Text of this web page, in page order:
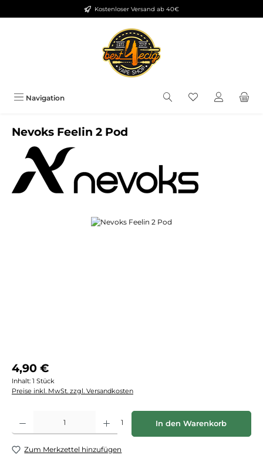
Zum Hauptinhalt springenKostenloser Versand ab 40€
Navigation Du hast 0
Nevoks Feelin 2 Pod
Bildergalerie überspringen
Regulärer Preis:
4,90 €
Inhalt: 1 Stück
Preise inkl. MwSt. zzgl. Versandkosten
Produkt Anzahl: Gib den gewünschten Wert ein oder benutze die
1 In den Warenkorb
Zum Merkzettel hinzufügen